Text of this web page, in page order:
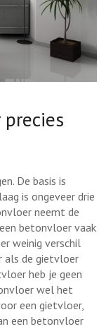
De basis is
is ongeveer drie
neemt de
betonvloer vaak
weinig verschil
als de gietvloer
heb je geen
wel het
een gietvloer,
een betonvloer